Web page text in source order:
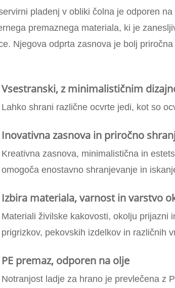
pladenj v obliki čolna je odporen
premaznega materiala, ki je
Njegova odprta zasnova je bolj
Vsestranski, z minimalističnim
Lahko shrani različne ocvrte jedi, kot so
Inovativna zasnova in priročno
Kreativna zasnova, minimalistična in
omogoča enostavno shranjevanje in
Izbira materiala, varnost in varstvo
Materiali živilske kakovosti, okolju prijazni
prigrizkov, pekovskih izdelkov in različnih
PE premaz, odporen na olje
Notranjost ladje za hrano je prevlečena z